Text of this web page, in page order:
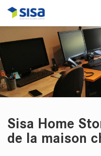
Sisa Home
de la maison